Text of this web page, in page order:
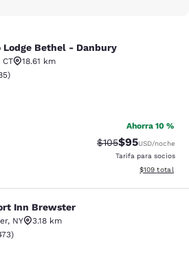
- Danbury
Lodge Bethel - Danbury
CT
18.61 km
de 4.25 estrellas. Excelente. 85 reseñas
)
Ahorra 10 %
Tarifa tachada:
$105Tarifa
$95USD/noche
Tarifa para socios
Ver detalles
$109 total
Inn Brewster
, NY
3.18 km
de 4.15 estrellas. Muy bueno. 473 reseñas
)